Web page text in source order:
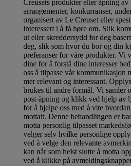
Creusets produkter eller åpning
arrangementer, konkurranser,
organisert av Le Creuset eller
interessert i å få høre om. Slik
ut eller skreddersydd for deg
deg, slik som hvor du bor og din
preferanser for våre produkter. Vi
dine for å forstå dine interesser
oss å tilpasse vår kommunikasjon
mer relevant og interessant.
brukes til andre formål. Vi samler
post-åpning og klikk ved hjelp av
for å hjelpe oss med å vite
mottatt. Denne behandlingen er
motta personlig tilpasset
velger selv hvilke personlige
ved å velge den relevante
kan når som helst slutte å motta
ved å klikke på